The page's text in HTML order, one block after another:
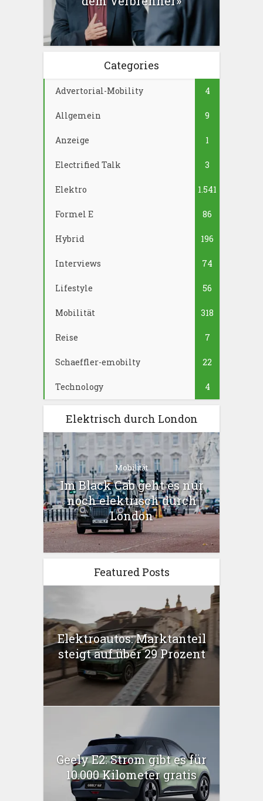
Categories
Advertorial-Mobility 4
Allgemein 9
Anzeige 1
Electrified Talk 3
Elektro 1.541
Formel E 86
Hybrid 196
Interviews 74
Lifestyle 56
Mobilität 318
Reise 7
Schaeffler-emobilty 22
Technology 4
Elektrisch durch London
Mobilität
Im Black Cab geht es nur
noch elektrisch durch
London
Featured Posts
Elektroautos: Marktanteil
steigt auf über 29 Prozent
Geely E2: Strom gibt es für
10.000 Kilometer gratis